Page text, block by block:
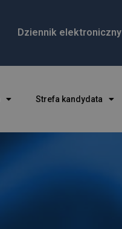
Dziennik elektroniczny
Strefa kandydata